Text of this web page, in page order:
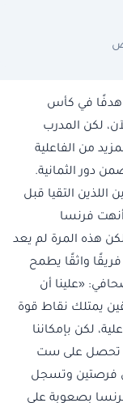
سجل منتخب فرنسا الأول لكرة القدم ‌14 هدفًا في كأس
لكن المدرب
​من الفاعلية
دور الثمانية.
اللذين التقيا قبل
عندما أنهت فرنسا
لكن هذه المرة لم يعد
واثقًا يطمح
«علينا أن
يمتلك ‌نقاط قوة
​لكن ‌بإمكاننا
تحصل على ست
فرصتين وتسجل
بصعوبة على